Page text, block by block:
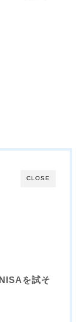
CLOSE
を試そ